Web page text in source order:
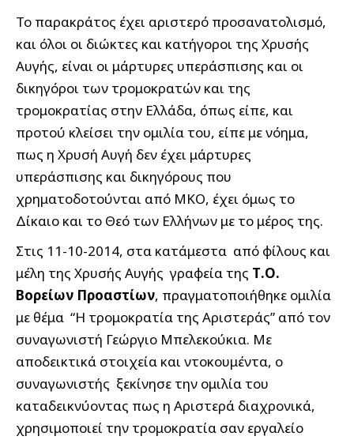
Το παρακράτος έχει αριστερό προσανατολισμό,
και όλοι οι διώκτες και κατήγοροι της Χρυσής
Αυγής, είναι οι μάρτυρες υπεράσπισης και οι
δικηγόροι των τρομοκρατών και της
τρομοκρατίας στην Ελλάδα, όπως είπε, και
προτού κλείσει την ομιλία του, είπε με νόημα,
πως η Χρυσή Αυγή δεν έχει μάρτυρες
υπεράσπισης και δικηγόρους που
χρηματοδοτούνται από ΜΚΟ, έχει όμως το
Δίκαιο και το Θεό των Ελλήνων με το μέρος της.
Στις 11-10-2014, στα κατάμεστα από φίλους και
μέλη της Χρυσής Αυγής γραφεία της Τ.Ο.
Βορείων Προαστίων, πραγματοποιήθηκε ομιλία
με θέμα “Η τρομοκρατία της Αριστεράς” από τον
συναγωνιστή Γεώργιο Μπελεκούκια. Με
αποδεικτικά στοιχεία και ντοκουμέντα, ο
συναγωνιστής ξεκίνησε την ομιλία του
καταδεικνύοντας πως η Αριστερά διαχρονικά,
χρησιμοποιεί την τρομοκρατία σαν εργαλείο